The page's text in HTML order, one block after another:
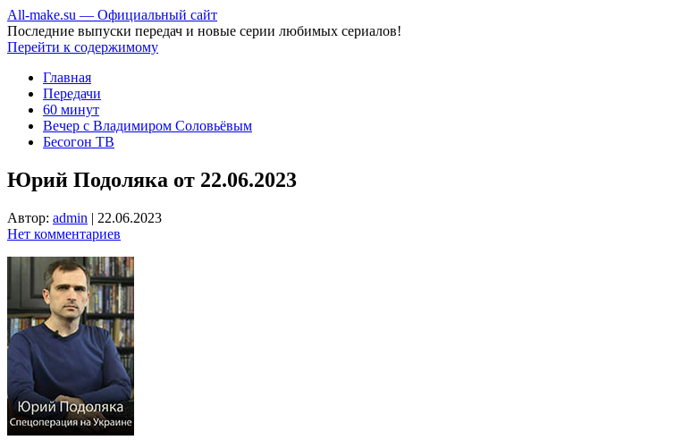
All-make.su — Официальный сайт
Последние выпуски передач и новые серии любимых сериалов!
Перейти к содержимому
Главная
Передачи
60 минут
Вечер с Владимиром Соловьёвым
Бесогон ТВ
Юрий Подоляка от 22.06.2023
Автор: admin | 22.06.2023
Нет комментариев